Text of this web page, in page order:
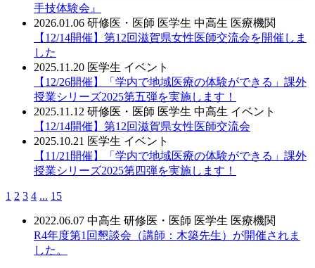
手技体験会』
2026.01.06 研修医・医師 医学生 中高生 医療機関
【12/14開催】第12回滋賀県女性医師交流会を開催しま
した
2025.11.20 医学生 イベント
【12/26開催】「学内で地域医療の体験ができる」課外
授業シリーズ2025第五弾を実施します！
2025.11.12 研修医・医師 医学生 中高生 イベント
【12/14開催】第12回滋賀県女性医師交流会
2025.10.21 医学生 イベント
【11/21開催】「学内で地域医療の体験ができる」課外
授業シリーズ2025第四弾を実施します！
1 2 3 4 ... 15
2022.06.07 中高生 研修医・医師 医学生 医療機関
R4年度第1回懇談会（講師：木築先生）が開催されま
した。